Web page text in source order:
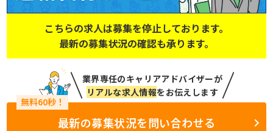
こちらの求人は募集を停止しております。
最新の募集状況の確認も承ります。
業界専任のキャリアアドバイザーが
リアルな求人情報をお伝えします
最新の募集状況を問い合わせる